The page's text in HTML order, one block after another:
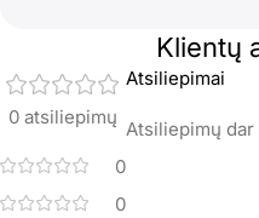
Klientų
0 atsiliepimų
0
0
Atsiliepimai
Atsiliepimų dar